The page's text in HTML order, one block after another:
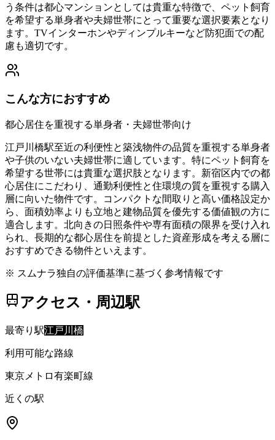
う条件は都心マンションとしては貴重な特徴で、ペット飼育
を希望する単身者や夫婦世帯にとって重要な選択要素となり
ます。TVインターホンやディンプルキーなど防犯面での配
慮も適切です。
こんな方におすすめ
都心居住を重視する単身者・夫婦世帯向け
江戸川橋駅至近の利便性と築浅物件の品質を重視する単身者
や子供のいない夫婦世帯に適しています。特にペット飼育を
希望する世帯には貴重な選択肢となります。新宿区内での都
心居住にこだわり、通勤利便性と住環境の質を重視する購入
層に向いた物件です。コンパクトな間取りと高い価格設定か
ら、面積効率よりも立地と建物品質を優先する価値観の方に
適合します。北向きの日照条件や専有面積の限界を受け入れ
られ、長期的な都心居住を前提とした資産形成を考える層に
おすすめできる物件といえます。
※ スムナラ独自の評価基準に基づく参考情報です
アクセス・周辺駅
最寄り駅江戸川橋
利用可能な路線
東京メトロ有楽町線
近くの駅